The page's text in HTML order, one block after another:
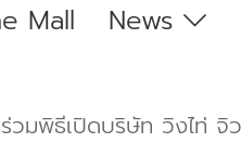
Mall News
วมพิธีเปิดบริษัท วิงไท่ จิ